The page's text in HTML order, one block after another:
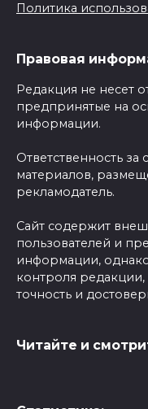
Политика
Правовая
Редакция не несет
предпринятые на
информации.
Ответственность
материалов,
рекламодатель.
Сайт содержит
пользователей и
информации,
контроля
точность и
Читайте и